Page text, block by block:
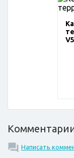
Написать